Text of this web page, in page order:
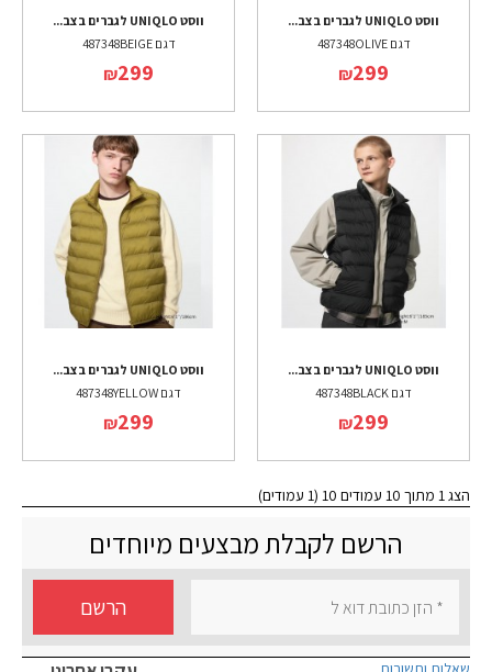
ווסט UNIQLO לגברים בצב...
דגם 487348OLIVE
₪299
ווסט UNIQLO לגברים בצב...
דגם 487348BEIGE
₪299
ווסט UNIQLO לגברים בצב...
דגם 487348BLACK
₪299
ווסט UNIQLO לגברים בצב...
דגם 487348YELLOW
₪299
הצג 1 מתוך 10 עמודים 10 (1 עמודים)
הרשם לקבלת מבצעים מיוחדים
הרשם